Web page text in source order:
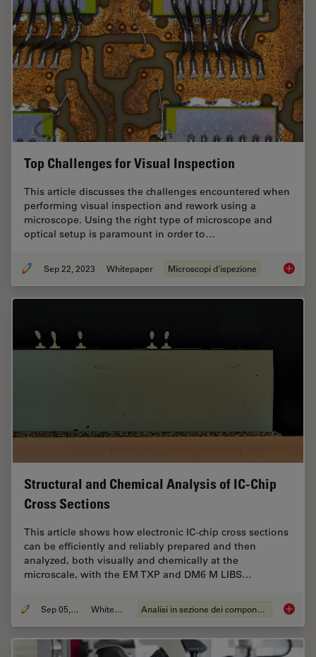
Top Challenges for Visual Inspection
This article discusses the challenges encountered when
performing visual inspection and rework using a
microscope. Using the right type of microscope and
optical setup is paramount in order to…
Sep 22, 2023 Whitepaper Microscopi d'ispezione Top
Structural and Chemical Analysis of IC-Chip
Cross Sections
This article shows how electronic IC-chip cross sections
can be efficiently and reliably prepared and then
analyzed, both visually and chemically at the
microscale, with the EM TXP and DM6 M LIBS…
Sep 05, 2023 Whitepaper Analisi in sezione dei componenti elettronici